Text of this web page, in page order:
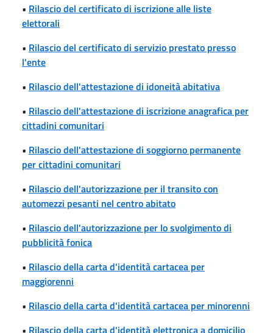
• Rilascio del certificato di iscrizione alle liste
elettorali
• Rilascio del certificato di servizio prestato presso
l'ente
• Rilascio dell'attestazione di idoneità abitativa
• Rilascio dell'attestazione di iscrizione anagrafica per
cittadini comunitari
• Rilascio dell'attestazione di soggiorno permanente
per cittadini comunitari
• Rilascio dell'autorizzazione per il transito con
automezzi pesanti nel centro abitato
• Rilascio dell'autorizzazione per lo svolgimento di
pubblicità fonica
• Rilascio della carta d'identità cartacea per
maggiorenni
• Rilascio della carta d'identità cartacea per minorenni
• Rilascio della carta d'identità elettronica a domicilio